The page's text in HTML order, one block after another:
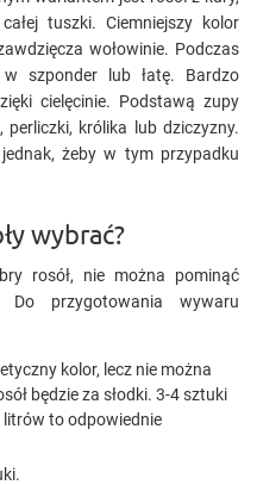
tuszki. Ciemniejszy kolor
wołowinie. Podczas
szponder lub łatę. Bardzo
cielęcinie. Podstawą zupy
królika lub dziczyzny.
żeby w tym przypadku
wybrać?
rosół, nie można pominąć
Do przygotowania wywaru
kolor, lecz nie można
będzie za słodki. 3-4 sztuki
litrów to odpowiednie